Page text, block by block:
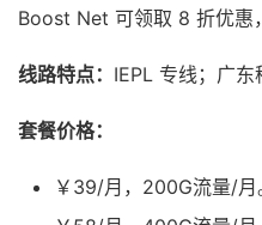
Boost Net 可领取 8 折优惠
线路特点： IEPL 专线；广东
套餐价格：
￥39/月，200G流量/月